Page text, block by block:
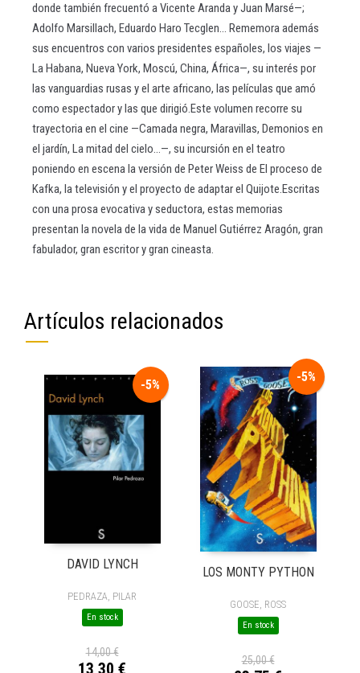
donde también frecuentó a Vicente Aranda y Juan Marsé—;
Adolfo Marsillach, Eduardo Haro Tecglen… Rememora además
sus encuentros con varios presidentes españoles, los viajes —
La Habana, Nueva York, Moscú, China, África—, su interés por
las vanguardias rusas y el arte africano, las películas que amó
como espectador y las que dirigió.Este volumen recorre su
trayectoria en el cine —Camada negra, Maravillas, Demonios en
el jardín, La mitad del cielo…—, su incursión en el teatro
poniendo en escena la versión de Peter Weiss de El proceso de
Kafka, la televisión y el proyecto de adaptar el Quijote.Escritas
con una prosa evocativa y seductora, estas memorias
presentan la novela de la vida de Manuel Gutiérrez Aragón, gran
fabulador, gran escritor y gran cineasta.
Artículos relacionados
-5%
DAVID LYNCH
PEDRAZA, PILAR
En stock
14,00 €
-5%
LOS MONTY PYTHON
GOOSE, ROSS
En stock
25,00 €